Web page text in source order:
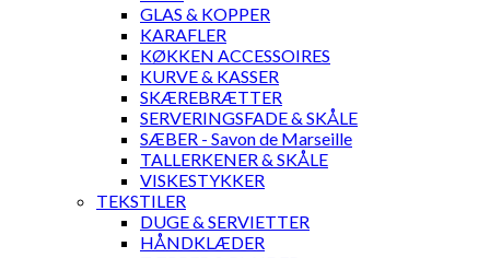
GLAS & KOPPER
KARAFLER
KØKKEN ACCESSOIRES
KURVE & KASSER
SKÆREBRÆTTER
SERVERINGSFADE & SKÅLE
SÆBER - Savon de Marseille
TALLERKENER & SKÅLE
VISKESTYKKER
TEKSTILER
DUGE & SERVIETTER
HÅNDKLÆDER